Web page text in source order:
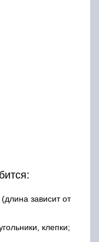
зависит от
клепки;